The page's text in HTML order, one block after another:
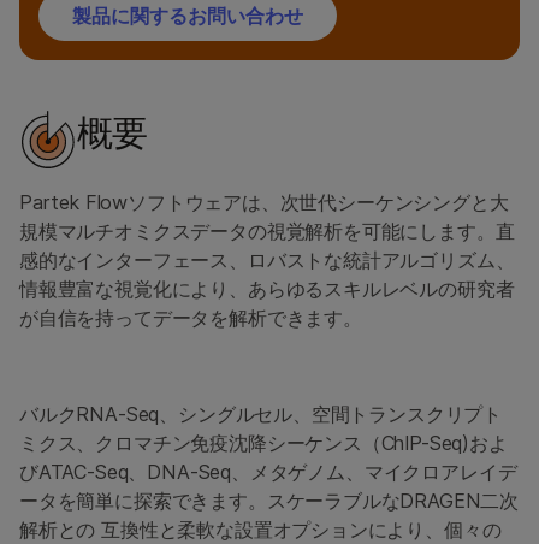
製品に関するお問い合わせ
概要
Partek Flowソフトウェアは、次世代シーケンシングと大
規模マルチオミクスデータの視覚解析を可能にします。直
感的なインターフェース、ロバストな統計アルゴリズム、
情報豊富な視覚化により、あらゆるスキルレベルの研究者
が自信を持ってデータを解析できます。
バルクRNA-Seq、シングルセル、空間トランスクリプト
ミクス、クロマチン免疫沈降シーケンス（ChIP-Seq)およ
びATAC-Seq、DNA-Seq、メタゲノム、マイクロアレイデ
ータを簡単に探索できます。スケーラブルなDRAGEN二次
解析との 互換性と柔軟な設置オプションにより、個々の